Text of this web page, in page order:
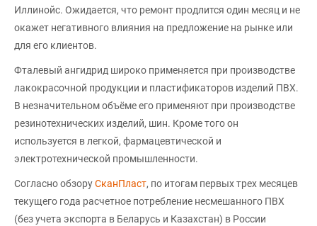
Иллинойс. Ожидается, что ремонт продлится один месяц и не
окажет негативного влияния на предложение на рынке или
для его клиентов.
Фталевый ангидрид широко применяется при производстве
лакокрасочной продукции и пластификаторов изделий ПВХ.
В незначительном объёме его применяют при производстве
резинотехнических изделий, шин. Кроме того он
используется в легкой, фармацевтической и
электротехнической промышленности.
Согласно обзоруСканПласт, по итогам первых трех месяцев
текущего года расчетное потребление несмешанного ПВХ
(без учета экспорта в Беларусь и Казахстан) в России